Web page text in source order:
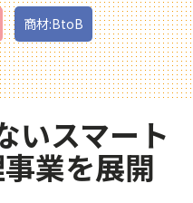
商材:BtoB
いスマート
業を展開